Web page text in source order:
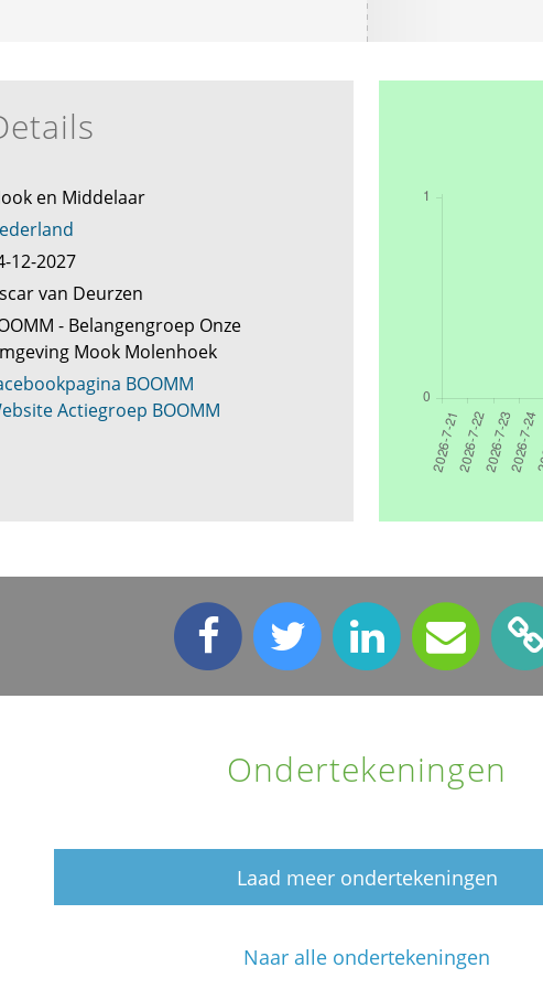
en Middelaar
12-2027
van Deurzen
- Belangengroep Onze
Mook Molenhoek
BOOMM
Actiegroep BOOMM
Ondertekeningen
Laad meer ondertekeningen
Naar alle ondertekeningen